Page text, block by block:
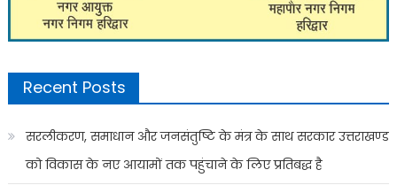
Recent Posts
सरलीकरण, समाधान और जनसंतुष्टि के मंत्र के साथ सरकार उत्तराखण्ड
को विकास के नए आयामों तक पहुंचाने के लिए प्रतिबद्ध है